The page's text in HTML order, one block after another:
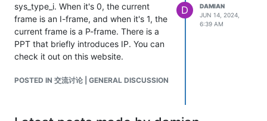
sys_type_i. When it's 0, the current
frame is an I-frame, and when it's 1, the
current frame is a P-frame. There is a
PPT that briefly introduces IP. You can
check it out on this website.
POSTED IN 交流讨论 | GENERAL DISCUSSION
D
DAMIAN
JUN 14, 2024,
6:39 AM